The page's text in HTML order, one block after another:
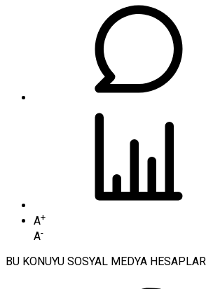
A+
A-
BU KONUYU SOSYAL MEDYA